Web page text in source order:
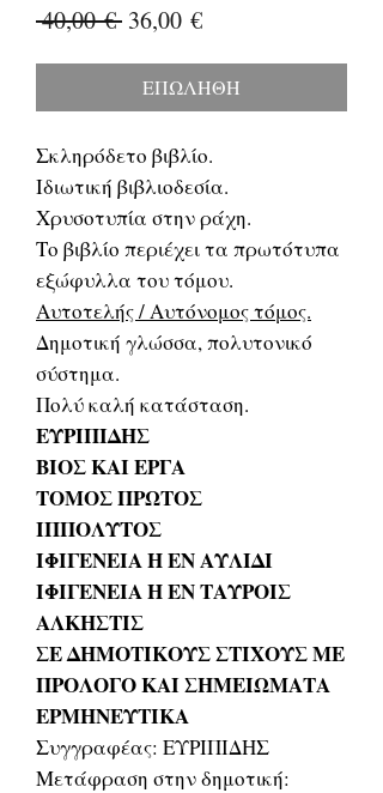
40,00 € Κανονική
36,00 €Τιμή
ΕΠΩΛΗΘΗ
Σκληρόδετο βιβλίο.
Ιδιωτική βιβλιοδεσία.
Χρυσοτυπία στην ράχη.
Το βιβλίο περιέχει τα πρωτότυπα
εξώφυλλα του τόμου.
Αυτοτελής / Αυτόνομος τόμος.
Δημοτική γλώσσα, πολυτονικό
σύστημα.
Πολύ καλή κατάσταση.
ΕΥΡΙΠΙΔΗΣ
ΒΙΟΣ ΚΑΙ ΕΡΓΑ
ΤΟΜΟΣ ΠΡΩΤΟΣ
ΙΠΠΟΛΥΤΟΣ
ΙΦΙΓΕΝΕΙΑ Η ΕΝ ΑΥΛΙΔΙ
ΙΦΙΓΕΝΕΙΑ Η ΕΝ ΤΑΥΡΟΙΣ
ΑΛΚΗΣΤΙΣ
ΣΕ ΔΗΜΟΤΙΚΟΥΣ ΣΤΙΧΟΥΣ ΜΕ
ΠΡΟΛΟΓΟ ΚΑΙ ΣΗΜΕΙΩΜΑΤΑ
ΕΡΜΗΝΕΥΤΙΚΑ
Συγγραφέας: ΕΥΡΙΠΙΔΗΣ
Μετάφραση στην δημοτική: